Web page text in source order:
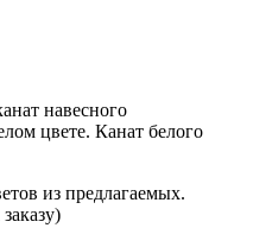
навесного
цвете. Канат белого
из предлагаемых.